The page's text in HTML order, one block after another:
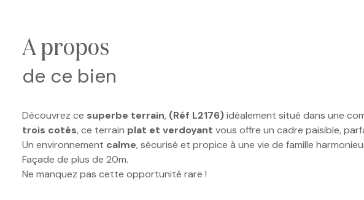
a propos
de ce bien
Découvrez ce superbe terrain, (Réf L2176)idéalement situé dans une
trois cotés, ce terrain plat et verdoyant vous offre un cadre paisible,
Un environnement calme, sécurisé et propice à une vie de famille
Façade de plus de 20m.
Ne manquez pas cette opportunité rare !